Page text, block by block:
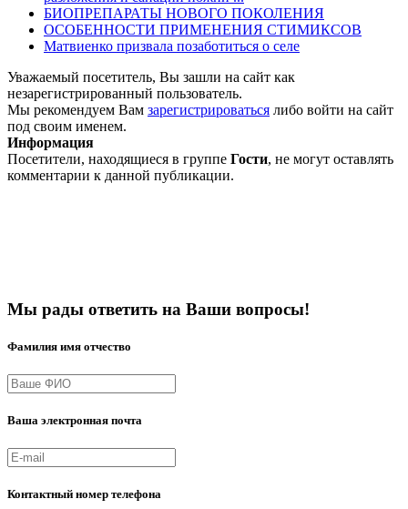
БИОПРЕПАРАТЫ НОВОГО ПОКОЛЕНИЯ
ОСОБЕННОСТИ ПРИМЕНЕНИЯ СТИМИКСОВ
Матвиенко призвала позаботиться о селе
Уважаемый посетитель, Вы зашли на сайт как
незарегистрированный пользователь.
Мы рекомендуем Вам зарегистрироваться либо войти на сайт
под своим именем.
Информация
Посетители, находящиеся в группе Гости, не могут оставлять
комментарии к данной публикации.
Мы рады ответить на Ваши вопросы!
Фамилия имя отчество
Ваша электронная почта
Контактный номер телефона